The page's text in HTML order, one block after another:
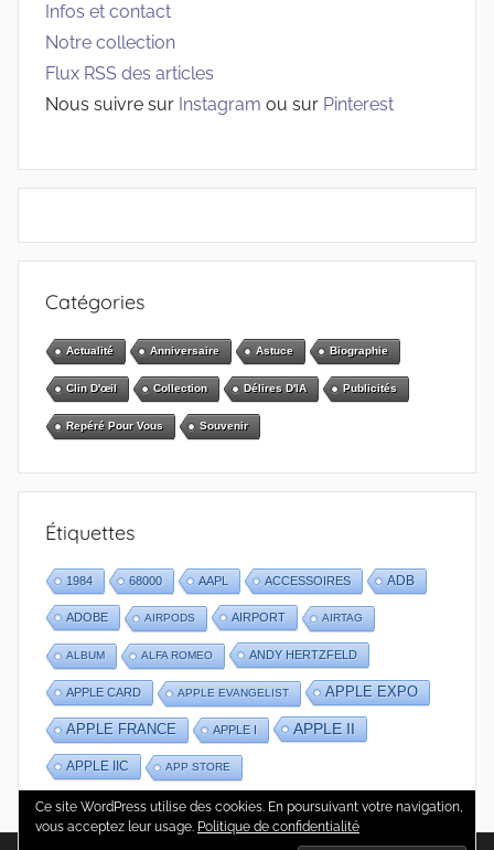
Infos et contact
Notre collection
Flux RSS des articles
Nous suivre sur Instagram ou sur Pinterest
Catégories
Actualité Anniversaire Astuce Biographie
Clin D'œil Collection Délires D'IA Publicités
Repéré Pour Vous Souvenir
Étiquettes
1984 68000 AAPL ACCESSOIRES ADB
ADOBE AIRPODS AIRPORT AIRTAG
ALBUM ALFA ROMEO ANDY HERTZFELD
APPLE CARD APPLE EVANGELIST APPLE EXPO
APPLE FRANCE APPLE I APPLE II
APPLE IIC APP STORE
Ce site WordPress utilise des cookies. En poursuivant votre navigation,
vous acceptez leur usage. Politique de confidentialité